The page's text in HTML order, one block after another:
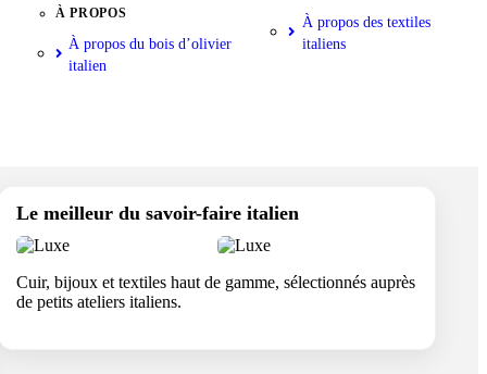
À PROPOS
À propos du bois d’olivier
italien
À propos des textiles
italiens
Le meilleur du savoir-faire italien
Cuir, bijoux et textiles haut de gamme, sélectionnés auprès
de petits ateliers italiens.